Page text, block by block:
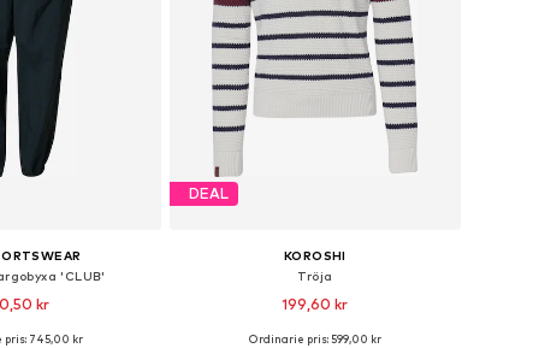
'CLUB'
kr
745,00 kr
DEAL
KOROSHI
Tröja
199,60 kr
Ordinarie pris: 599,00 kr